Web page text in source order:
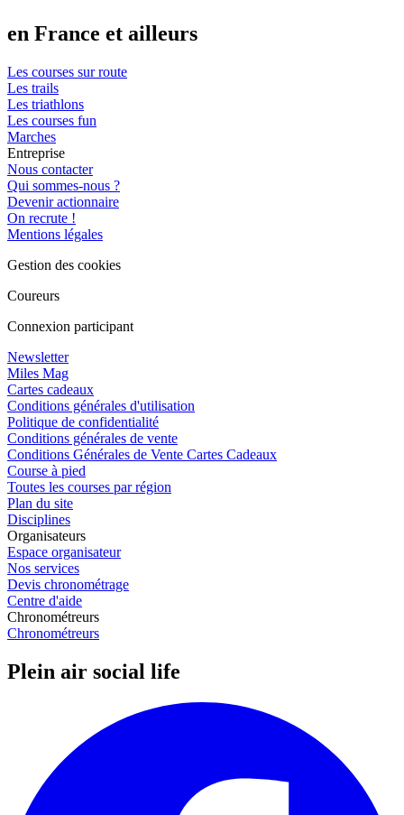
en France et ailleurs
Les courses sur route
Les trails
Les triathlons
Les courses fun
Marches
Entreprise
Nous contacter
Qui sommes-nous ?
Devenir actionnaire
On recrute !
Mentions légales
Gestion des cookies
Coureurs
Connexion participant
Newsletter
Miles Mag
Cartes cadeaux
Conditions générales d'utilisation
Politique de confidentialité
Conditions générales de vente
Conditions Générales de Vente Cartes Cadeaux
Course à pied
Toutes les courses par région
Plan du site
Disciplines
Organisateurs
Espace organisateur
Nos services
Devis chronométrage
Centre d'aide
Chronométreurs
Chronométreurs
Plein air social life